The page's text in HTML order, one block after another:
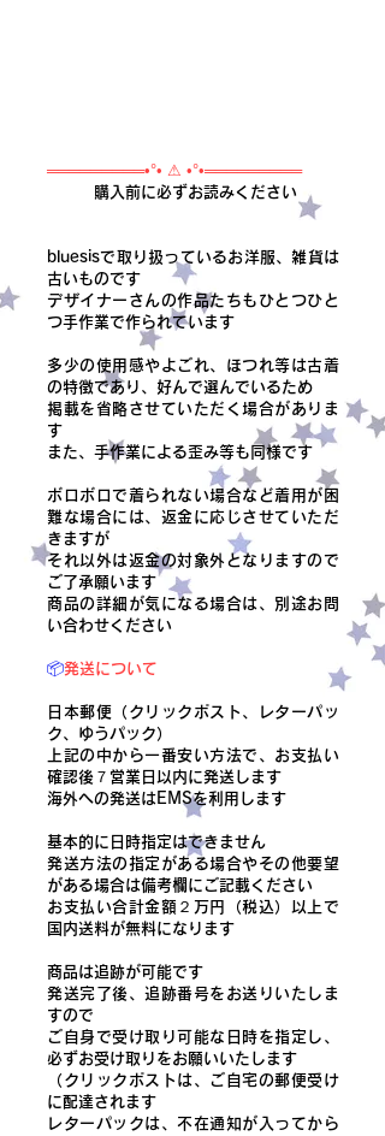
═════════•°• ⚠ •°•═════════
購入前に必ずお読みください
bluesisで取り扱っているお洋服、雑貨は
古いものです
デザイナーさんの作品たちもひとつひと
つ手作業で作られています
多少の使用感やよごれ、ほつれ等は古着
の特徴であり、好んで選んでいるため
掲載を省略させていただく場合がありま
す
また、手作業による歪み等も同様です
ボロボロで着られない場合など着用が困
難な場合には、返金に応じさせていただ
きますが
それ以外は返金の対象外となりますので
ご了承願います
商品の詳細が気になる場合は、別途お問
い合わせください
📦発送について
日本郵便（クリックポスト、レターパッ
ク、ゆうパック）
上記の中から一番安い方法で、お支払い
確認後７営業日以内に発送します
​海外への発送はEMSを利用します
基本的に日時指定はできません
発送方法の指定がある場合やその他要望
がある場合は備考欄にご記載ください
​お支払い合計金額２万円（税込）以上で
国内送料が無料になります
商品は追跡が可能です
発送完了後、追跡番号をお送りいたしま
すので
ご自身で受け取り可能な日時を指定し、
必ずお受け取りをお願いいたします
（クリックポストは、ご自宅の郵便受け
に配達されます
レターパックは、不在通知が入ってから